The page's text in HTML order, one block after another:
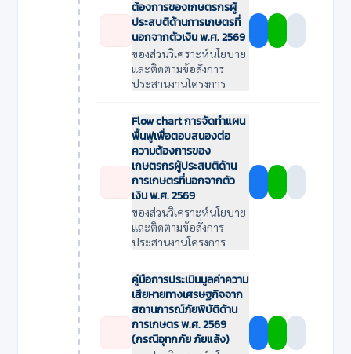
ต้องการของเกษตรกรผู้
ประสบติด้านการเกษตรที่
นอกจากตัวเงิน พ.ศ. 2569
ของส่วนวิเคราะห์นโยบาย
และติดตามข้อสั่งการ
ประสานงานโครงการ
Flow chart การจัดทำแผน
พื้นฟูเพื่อตอบสนองต่อ
ความต้องการของ
เกษตรกรผู้ประสบติด้าน
การเกษตรที่นอกจากตัว
เงิน พ.ศ. 2569
ของส่วนวิเคราะห์นโยบาย
และติดตามข้อสั่งการ
ประสานงานโครงการ
คู่มือการประเมินมูลค่าความ
เสียหายทางเศรษฐกิจจาก
สถานการณ์ภัยพิบัติด้าน
การเกษตร พ.ศ. 2569
(กรณีอุทกภัย ภัยแล้ง)